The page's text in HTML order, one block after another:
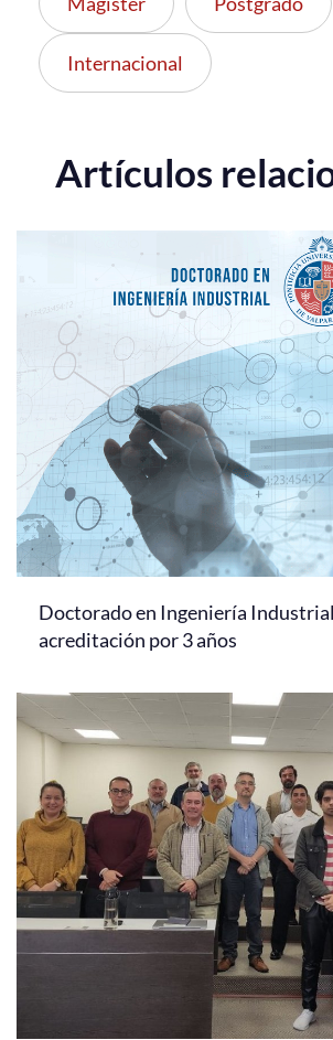
Internacional
Artículos
Doctorado en Ingeniería
acreditación por 3 años